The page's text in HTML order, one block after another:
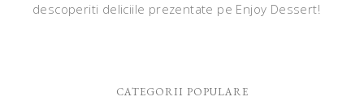
descoperiti deliciile prezentate pe Enjoy Dessert!
CATEGORII POPULARE